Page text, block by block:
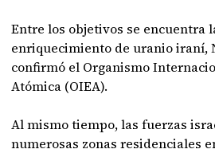
Entre los objetivos se encuentra
enriquecimiento de uranio iraní,
confirmó el Organismo
Atómica (OIEA).
Al mismo tiempo, las fuerzas
numerosas zonas residenciales